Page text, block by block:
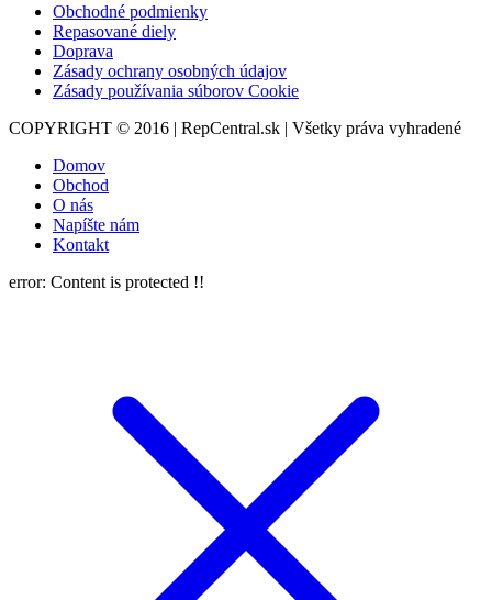
Obchodné podmienky
Repasované diely
Doprava
Zásady ochrany osobných údajov
Zásady používania súborov Cookie
COPYRIGHT © 2016 | RepCentral.sk | Všetky práva vyhradené
Domov
Obchod
O nás
Napíšte nám
Kontakt
error: Content is protected !!